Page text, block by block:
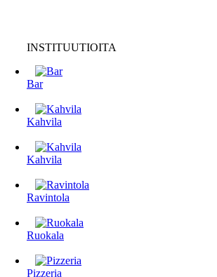
INSTITUUTIOITA
Bar
Kahvila
Kahvila
Ravintola
Ruokala
Pizzeria